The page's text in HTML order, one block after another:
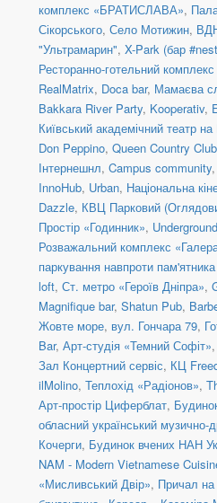
комплекс «БРАТИСЛАВА»,
Сікорського, Село Мотижин,
"Ультрамарин", X-Park (бар
Ресторанно-готельний комплекс
RealMatrix, Doca bar, Мамаєва
Bakkara River Party, Kooperativ,
Київський академічний театр
Don Peppino, Queen Country Club
Інтернешнл, Campus community,
InnoHub, Urban, Національна
Dazzle, КВЦ Парковий
Простір «Годинник»,
Розважальний комплекс
паркування навпроти
loft, Ст. метро «Героїв Дніпра»,
Magnifique bar, Shatun Pub,
Жовте море, вул. Гончара 79,
Bar, Арт-студія «Темний Софіт»,
Зал Концертний сервіс, КЦ
ilMolino, Теплохід «Радіонов»,
Арт-простір Циферблат,
обласний український музично-
Кочерги, Будинок вчених НАН
NAM - Modern Vietnamese
«Мисливський Двір», Причал на